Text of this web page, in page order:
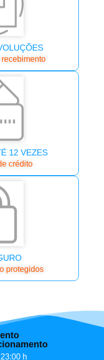
12 VEZES
crédito
protegidos
h